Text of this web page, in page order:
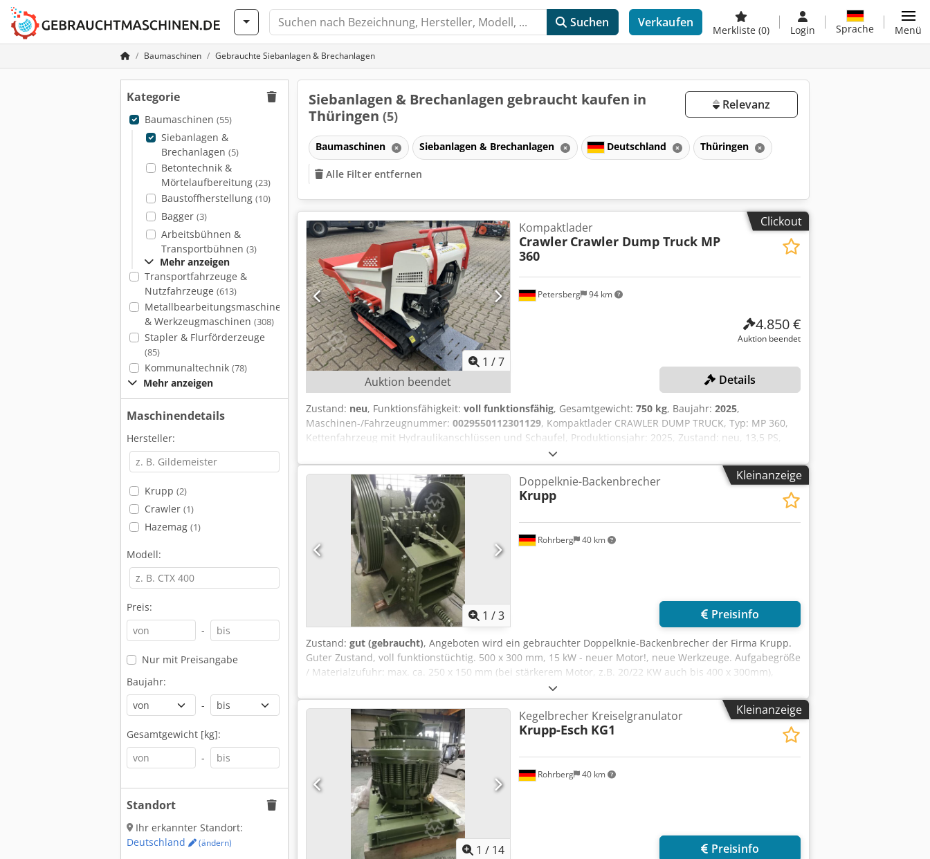
Suchen Verkaufen
Merkliste (0) Login Sprache Menü
Baumaschinen Gebrauchte Siebanlagen & Brechanlagen
Kategorie
Baumaschinen (55)
Siebanlagen &
Brechanlagen (5)
Betontechnik &
Mörtelaufbereitung (23)
Baustoffherstellung (10)
Bagger (3)
Arbeitsbühnen &
Transportbühnen (3)
Mehr anzeigen
Transportfahrzeuge &
Nutzfahrzeuge (613)
Metallbearbeitungsmaschinen
& Werkzeugmaschinen (308)
Stapler & Flurförderzeuge
(85)
Kommunaltechnik (78)
Mehr anzeigen
Maschinendetails
Hersteller:
Krupp (2)
Crawler (1)
Hazemag (1)
Modell:
Preis:
-
Nur mit Preisangabe
Baujahr:
-
Gesamtgewicht [kg]:
-
Standort
Ihr erkannter Standort:
Deutschland
(ändern)
Siebanlagen & Brechanlagen gebraucht kaufen in
Thüringen (5)
Relevanz
Baumaschinen Siebanlagen & Brechanlagen Deutschland Thüringen
Alle Filter entfernen
Clickout
1 /7
Auktion beendet
Petersberg 94 km
Kompaktlader
Crawler Crawler Dump Truck MP
360
4.850 €
Auktion beendet
Details
Zustand: neu, Funktionsfähigkeit: voll funktionsfähig, Gesamtgewicht: 750 kg, Baujahr: 2025,
Maschinen-/Fahrzeugnummer: 0029550112301129, Kompaktlader CRAWLER DUMP TRUCK, Typ: MP 360,
Kettenfahrzeug mit Hydraulikanschlüssen und Schaufel, Produktionsjahr: 2025, Zustand: neu, 13,5 PS,
Betriebsgewicht: 600 – 750 kg, Motor: Briggs & Stratton, Motorleistung: 13,5 PS, Benzinmotor, der für
kraftvollen Vortrieb und langlebige Leistung sorgt, Herstellungsdatum: Juli 2025 - Besonderheiten: -
kompakte Bauweise – ideal für enge Arbeitsbereiche - Hydrauliksystem für vielseitige Anbaugeräte -
kraftvoller Briggs & Stratton Motor - robustes Design für lange Lebensdauer - einfache Wartung und
Bedienung. - Die Grabenfräse, siehe letzte Bilder kann zusätzlich zum Kaufpreis dazu erworben werden.
Csdpjy N Rggefx Af Rjrf
Kleinanzeige
1 /3
Rohrberg 40 km
Doppelknie-Backenbrecher
Krupp
Preisinfo
Zustand: gut (gebraucht), Angeboten wird ein gebrauchter Doppelknie-Backenbrecher der Firma Krupp.
Guter Zustand, voll funktionstüchtig. 500 x 300 mm, 15 kW - neuer Motor!, neue Werkzeuge. Aufgabegröße
/ Materialzufuhr: max. ca. 250 x 150 mm (bei stärkerem Motor, z.B. 20/22 KW auch bis 400 x 300mm),
Crjdpfxswy U Ico Af Rof Spaltweite: 35 – 90 mm, Leistung / Ausgabe: 10 – 30 to./h.
Kleinanzeige
1 / 14
Rohrberg 40 km
Kegelbrecher Kreiselgranulator
Krupp-Esch KG1
Preisinfo